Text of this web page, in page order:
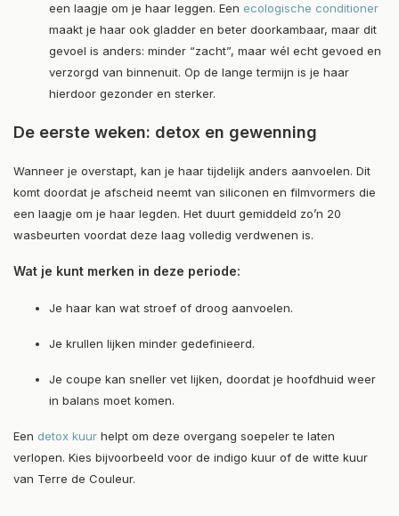
een laagje om je haar leggen. Een ecologische conditioner
maakt je haar ook gladder en beter doorkambaar, maar dit
gevoel is anders: minder “zacht”, maar wél echt gevoed en
verzorgd van binnenuit. Op de lange termijn is je haar
hierdoor gezonder en sterker.
De eerste weken: detox en gewenning
Wanneer je overstapt, kan je haar tijdelijk anders aanvoelen. Dit
komt doordat je afscheid neemt van siliconen en filmvormers die
een laagje om je haar legden. Het duurt gemiddeld zo’n 20
wasbeurten voordat deze laag volledig verdwenen is.
Wat je kunt merken in deze periode:
Je haar kan wat stroef of droog aanvoelen.
Je krullen lijken minder gedefinieerd.
Je coupe kan sneller vet lijken, doordat je hoofdhuid weer
in balans moet komen.
Een detox kuur helpt om deze overgang soepeler te laten
verlopen. Kies bijvoorbeeld voor de indigo kuur of de witte kuur
van Terre de Couleur.